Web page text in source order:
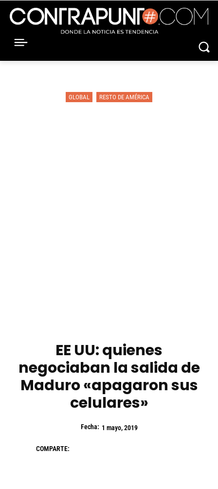
GLOBAL RESTO DE AMÉRICA
EE UU: quienes
negociaban la salida de
Maduro «apagaron sus
celulares»
Fecha: 1 mayo, 2019
COMPARTE: